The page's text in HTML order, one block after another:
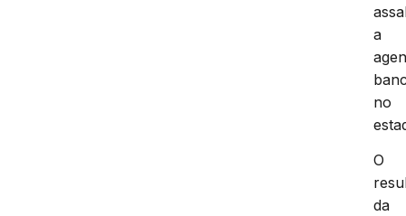
a
no
O
da